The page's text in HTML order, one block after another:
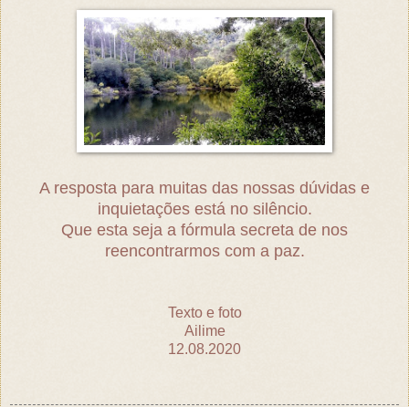
A resposta para muitas das nossas dúvidas e
inquietações está no silêncio.
Que esta seja a fórmula secreta de nos
reencontrarmos com a paz.
Texto e foto
Ailime
12.08.2020